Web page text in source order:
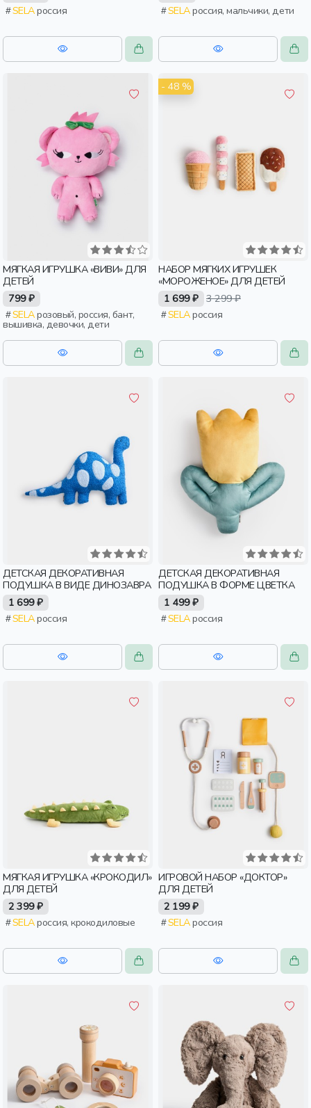
SELAроссия
SELAроссия, мальчики, дети
МЯГКАЯ ИГРУШКА «ВИВИ» ДЛЯ
ДЕТЕЙ
799 ₽
SELAрозовый, россия, бант,
вышивка, девочки, дети
- 48 %
НАБОР МЯГКИХ ИГРУШЕК
«МОРОЖЕНОЕ» ДЛЯ ДЕТЕЙ
1 699 ₽ 3 299 ₽
SELAроссия
ДЕТСКАЯ ДЕКОРАТИВНАЯ
ПОДУШКА В ВИДЕ ДИНОЗАВРА
1 699 ₽
SELAроссия
ДЕТСКАЯ ДЕКОРАТИВНАЯ
ПОДУШКА В ФОРМЕ ЦВЕТКА
1 499 ₽
SELAроссия
МЯГКАЯ ИГРУШКА «КРОКОДИЛ»
ДЛЯ ДЕТЕЙ
2 399 ₽
SELAроссия, крокодиловые
ИГРОВОЙ НАБОР «ДОКТОР»
ДЛЯ ДЕТЕЙ
2 199 ₽
SELAроссия